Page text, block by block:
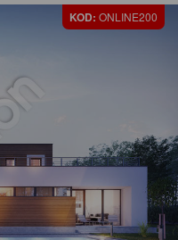
KOD: ONLINE200